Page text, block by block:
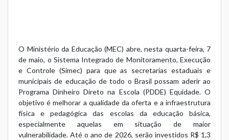
O Ministério da Educação (MEC) abre, nesta quarta-feira, 7
de maio, o Sistema Integrado de Monitoramento, Execução
e Controle (Simec) para que as secretarias estaduais e
municipais de educação de todo o Brasil possam aderir ao
Programa Dinheiro Direto na Escola (PDDE) Equidade. O
objetivo é melhorar a qualidade da oferta e a infraestrutura
física e pedagógica das escolas da educação básica,
especialmente aquelas em situação de maior
vulnerabilidade. Até o ano de 2026, serão investidos R$ 1,3